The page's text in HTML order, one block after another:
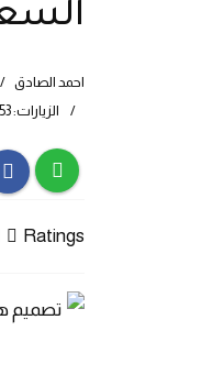
احمد الصادق
الزيارات: 5053
Ratings